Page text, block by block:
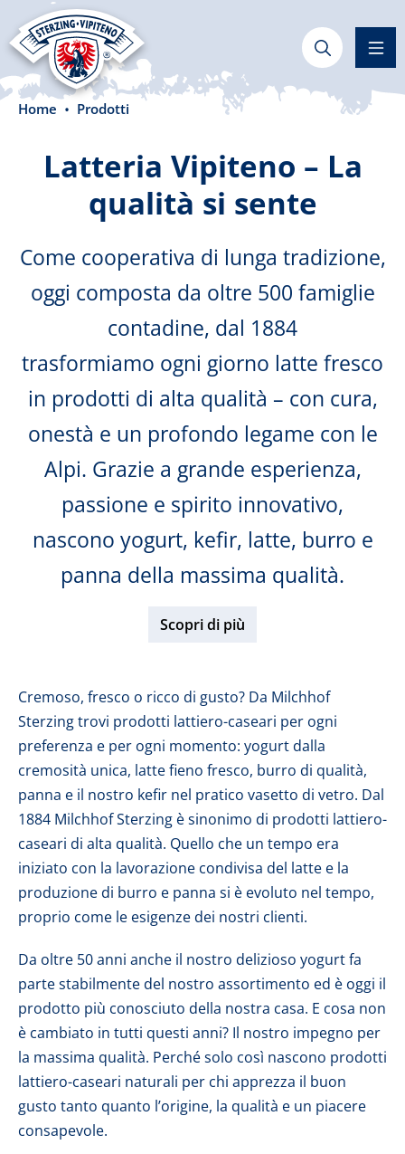
principale
Home Prodotti
Latteria Vipiteno – La
qualità si sente
Come cooperativa di lunga tradizione,
oggi composta da oltre 500 famiglie
contadine, dal 1884
trasformiamo ogni giorno latte fresco
in prodotti di alta qualità – con cura,
onestà e un profondo legame con le
Alpi. Grazie a grande esperienza,
passione e spirito innovativo,
nascono yogurt, kefir, latte, burro e
panna della massima qualità.
Scopri di più
Cremoso, fresco o ricco di gusto? Da Milchhof
Sterzing trovi prodotti lattiero-caseari per ogni
preferenza e per ogni momento: yogurt dalla
cremosità unica, latte fieno fresco, burro di qualità,
panna e il nostro kefir nel pratico vasetto di vetro. Dal
1884 Milchhof Sterzing è sinonimo di prodotti lattiero-
caseari di alta qualità. Quello che un tempo era
iniziato con la lavorazione condivisa del latte e la
produzione di burro e panna si è evoluto nel tempo,
proprio come le esigenze dei nostri clienti.
Da oltre 50 anni anche il nostro delizioso yogurt fa
parte stabilmente del nostro assortimento ed è oggi il
prodotto più conosciuto della nostra casa. E cosa non
è cambiato in tutti questi anni? Il nostro impegno per
la massima qualità. Perché solo così nascono prodotti
lattiero-caseari naturali per chi apprezza il buon
gusto tanto quanto l’origine, la qualità e un piacere
consapevole.